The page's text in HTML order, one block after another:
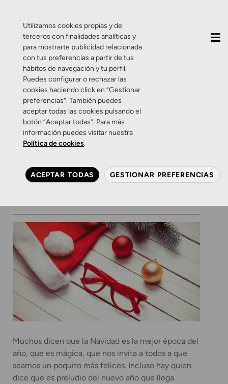
Etiqueta:Woddys
Consejos Productos Promociones
Zamarripa
te mirarán con otros ojos
Muchos dicen que la Navidad es la mejor época del
año, que es mágica, que nos invita a todos a que
seamos un poquito más felices. Incluso hay quien
dice que es preludio del nuevo año que llega
Utilizamos cookies propias y de
terceros con finalidades analíticas y
para mostrarte publicidad relacionada
con tus preferencias a partir de tus
hábitos de navegación y tu perfil.
Puedes configurar o rechazar las
cookies haciendo click en “Gestionar
preferencias”. También puedes
aceptar todas las cookies pulsando el
botón “Aceptar todas”. Para más
información puedes visitar nuestra
Política de cookies.
ACEPTAR TODAS GESTIONAR PREFERENCIAS